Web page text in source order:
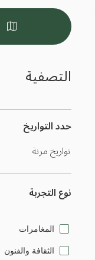
التصفية
حدد التواريخ
نوع التجربة
المغامرات
الثقافة والفنون